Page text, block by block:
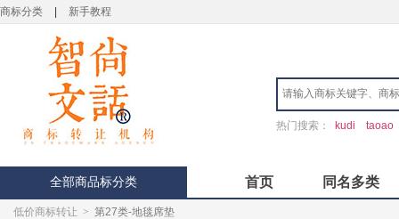
商标分类 新手教程
热门搜索： kudi taoao
全部商品标分类 首页 同名多类
低价商标转让 > 第27类-地毯席垫